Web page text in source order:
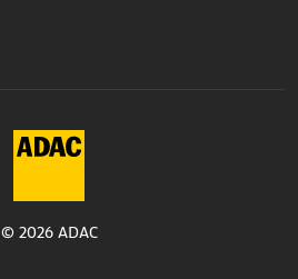
© 2026 ADAC